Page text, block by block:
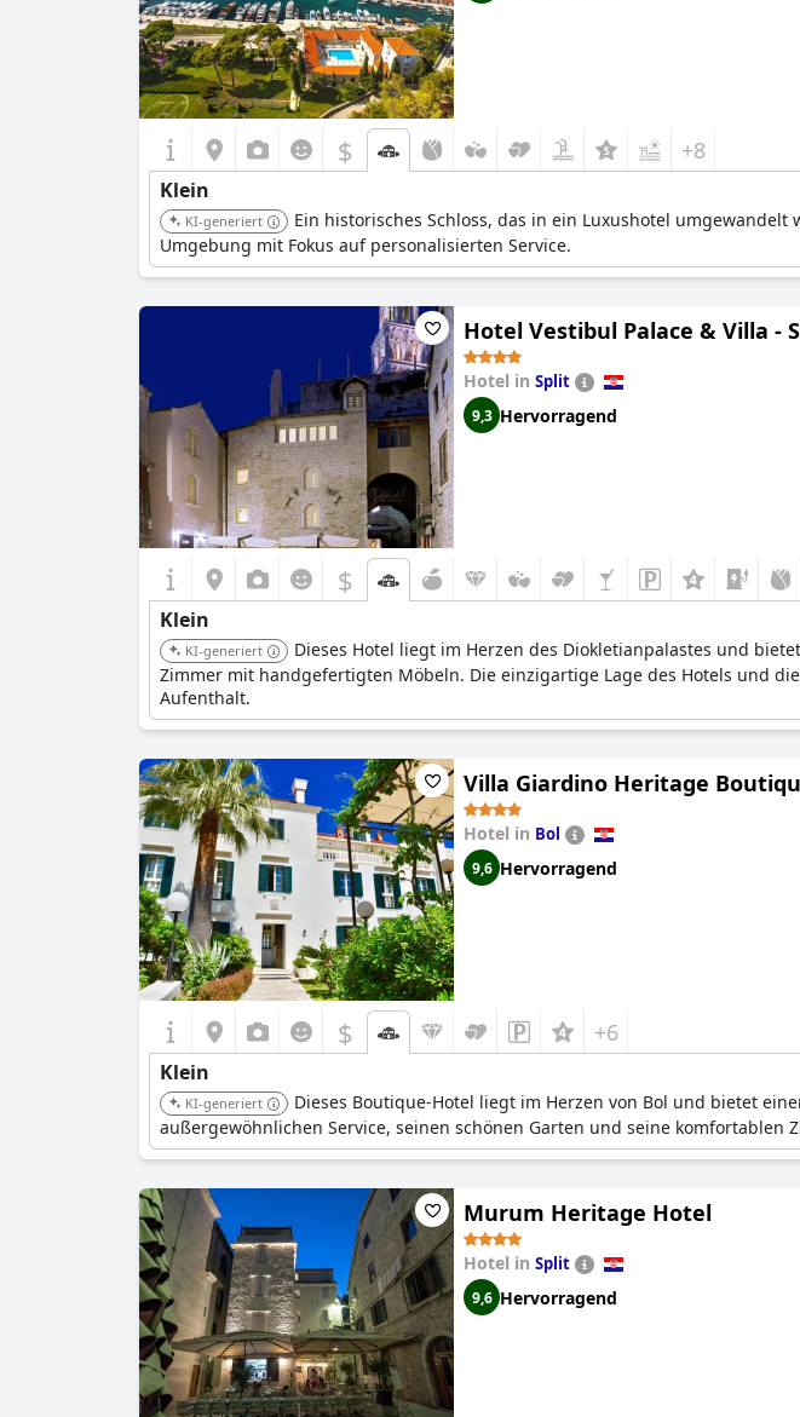
$ +8
Klein
KI-generiert
Ein historisches Schloss, das in ein Luxushotel
Umgebung mit Fokus auf personalisierten Service.
Hotel Vestibul Palace & Villa -
Hotel in Split
9,3 Hervorragend
$
Klein
KI-generiert
Dieses Hotel liegt im Herzen des Diokletianpalastes und
Zimmer mit handgefertigten Möbeln. Die einzigartige Lage des Hotels und
Aufenthalt.
Villa Giardino Heritage
Hotel in Bol
9,6 Hervorragend
$ +6
Klein
KI-generiert
Dieses Boutique-Hotel liegt im Herzen von Bol und bietet
außergewöhnlichen Service, seinen schönen Garten und seine komfortablen
Murum Heritage Hotel
Hotel in Split
9,6 Hervorragend